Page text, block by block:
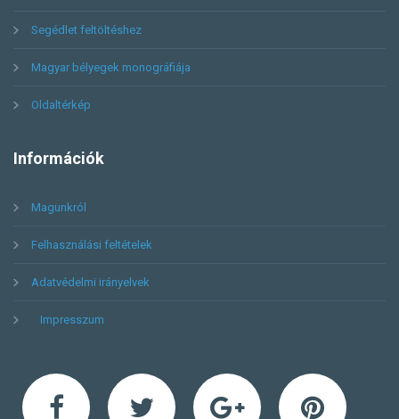
Segédlet feltöltéshez
Magyar bélyegek monográfiája
Oldaltérkép
Információk
Magunkról
Felhasználási feltételek
Adatvédelmi irányelvek
Impresszum